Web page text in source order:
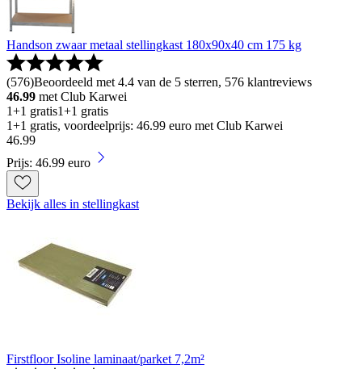
Handson zwaar metaal stellingkast 180x90x40 cm 175 kg
(576)Beoordeeld met 4.4 van de 5 sterren, 576 klantreviews
46.99 met Club Karwei
1+1 gratis1+1 gratis
1+1 gratis, voordeelprijs: 46.99 euro met Club Karwei
46.99
Prijs: 46.99 euro
Bekijk alles in stellingkast
Firstfloor Isoline laminaat/parket 7,2m²